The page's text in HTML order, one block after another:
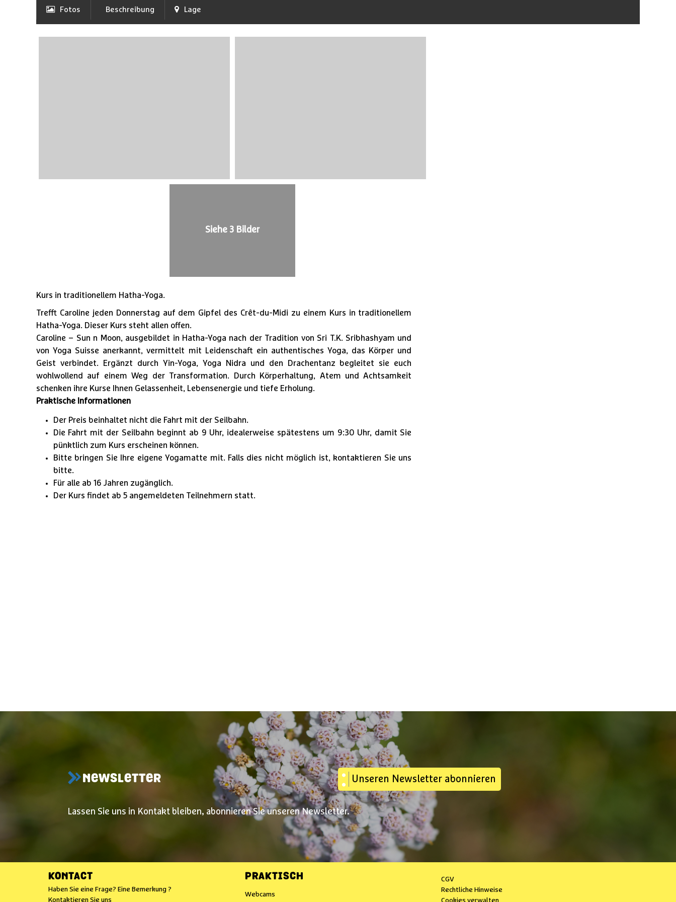
Fotos Beschreibung Lage
Siehe 3 Bilder
Kurs in traditionellem Hatha-Yoga.
Trefft Caroline jeden Donnerstag auf dem Gipfel des Crêt-du-Midi zu einem Kurs in traditionellem
Hatha-Yoga. Dieser Kurs steht allen offen.
Caroline – Sun n Moon, ausgebildet in Hatha-Yoga nach der Tradition von Sri T.K. Sribhashyam und
von Yoga Suisse anerkannt, vermittelt mit Leidenschaft ein authentisches Yoga, das Körper und
Geist verbindet. Ergänzt durch Yin-Yoga, Yoga Nidra und den Drachentanz begleitet sie euch
wohlwollend auf einem Weg der Transformation. Durch Körperhaltung, Atem und Achtsamkeit
schenken ihre Kurse Ihnen Gelassenheit, Lebensenergie und tiefe Erholung.
Praktische Informationen
Der Preis beinhaltet nicht die Fahrt mit der Seilbahn.
Die Fahrt mit der Seilbahn beginnt ab 9 Uhr, idealerweise spätestens um 9:30 Uhr, damit Sie
pünktlich zum Kurs erscheinen können.
Bitte bringen Sie Ihre eigene Yogamatte mit. Falls dies nicht möglich ist, kontaktieren Sie uns
bitte.
Für alle ab 16 Jahren zugänglich.
Der Kurs findet ab 5 angemeldeten Teilnehmern statt.
NEWSLETTER
Lassen Sie uns in Kontakt bleiben, abonnieren Sie unseren Newsletter.
Unseren Newsletter abonnieren
KONTACT
Haben Sie eine Frage? Eine Bemerkung ?
Kontaktieren Sie uns
PRAKTISCH
Webcams
CGV
Rechtliche Hinweise
Cookies verwalten